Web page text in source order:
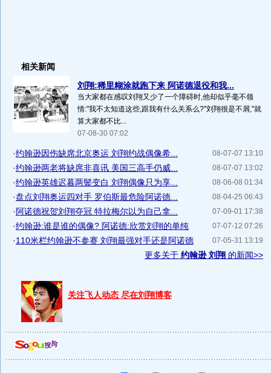
相关新闻
刘翔:稀里糊涂就跑下来 阿诺德退役和我...
当大家都在感叹刘翔又少了一个障碍时,他却似乎毫不领
情:"我不太知道这些,跟我有什么关系么?"刘翔很是不屑,"就
算大家都不比...
07-08-30 07:02
08-07-07 13:10
·约翰逊因伤缺席北京奥运 刘翔约战偶像希...
08-07-07 13:02
·约翰逊两老将缺席非喜讯 美国三高手仍威...
08-06-08 01:34
·约翰逊英雄迟暮两鬓变白 刘翔偶像只为享...
08-04-25 06:43
·盘点刘翔奥运四对手 罗伯斯最危险阿诺德...
07-09-01 17:38
· 阿诺德祝贺刘翔夺冠 特拉梅尔以为自己拿...
07-07-12 07:26
·约翰逊:谁是谁的偶像? 阿诺德:欣赏刘翔的单纯
07-05-31 13:19
·110米栏约翰逊不参赛 刘翔最强对手还是阿诺德
更多关于 约翰逊 刘翔 的新闻>>
关注飞人动态 尽在刘翔博客